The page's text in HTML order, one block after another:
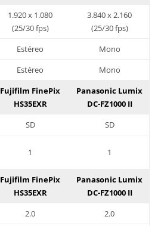
1.920 x 1.080
(25/30 fps)
3.840 x 2.160
(25/30 fps)
Estéreo
Mono
Estéreo
Mono
Fujifilm FinePix
HS35EXR
Panasonic Lumix
DC-FZ1000 II
SD
SD
1 1
Fujifilm FinePix
HS35EXR
Panasonic Lumix
DC-FZ1000 II
2.0
2.0